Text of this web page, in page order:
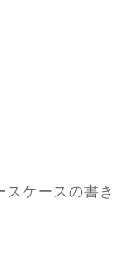
スケースの書き